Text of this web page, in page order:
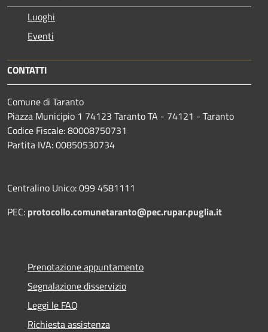
Luoghi
Eventi
CONTATTI
Comune di Taranto
Piazza Municipio 1 74123 Taranto TA - 74121 - Taranto
Codice Fiscale: 80008750731
Partita IVA: 00850530734
Centralino Unico: 099 4581111
PEC: protocollo.comunetaranto@pec.rupar.puglia.it
Prenotazione appuntamento
Segnalazione disservizio
Leggi le FAQ
Richiesta assistenza